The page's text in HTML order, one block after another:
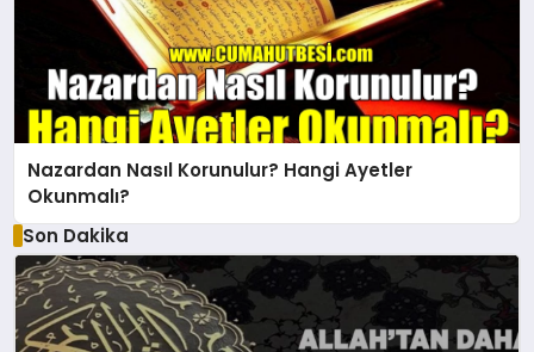
Nazardan Nasıl Korunulur? Hangi Ayetler
Okunmalı?
Son Dakika